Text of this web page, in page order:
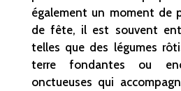
également un moment de
de fête, il est souvent
telles que des légumes
terre fondantes ou
onctueuses qui